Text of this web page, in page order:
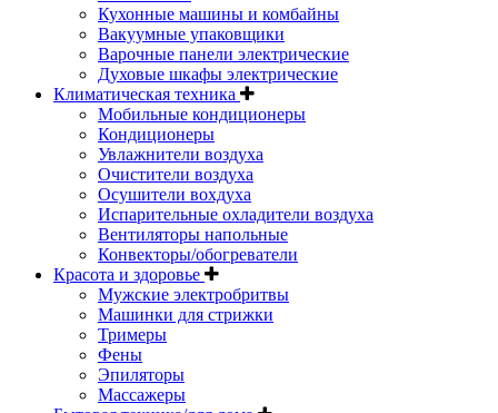
Кухонные машины и комбайны
Вакуумные упаковщики
Варочные панели электрические
Духовые шкафы электрические
Климатическая техника
Мобильные кондиционеры
Кондиционеры
Увлажнители воздуха
Очистители воздуха
Осушители вохдуха
Испарительные охладители воздуха
Вентиляторы напольные
Конвекторы/обогреватели
Красота и здоровье
Мужские электробритвы
Машинки для стрижки
Тримеры
Фены
Эпиляторы
Массажеры